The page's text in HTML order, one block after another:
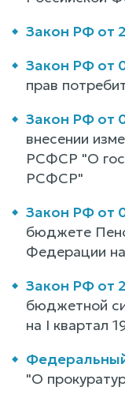
Закон РФ от
Закон РФ от
прав
Закон РФ от
внесении
РСФСР "О
РСФСР"
Закон РФ от
бюджете
Федерации
Закон РФ от
бюджетной
на I квартал
Федеральный
"О